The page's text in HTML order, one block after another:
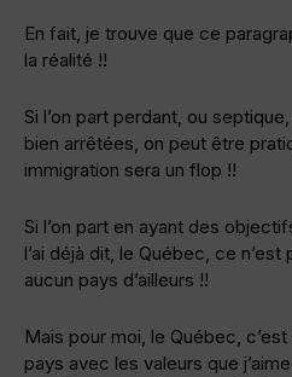
En fait, je trouve que ce
la réalité !!
Si l’on part perdant, ou
bien arrêtées, on peut être
immigration sera un flop !!
Si l’on part en ayant des
l’ai déjà dit, le Québec, ce
aucun pays d’ailleurs !!
Mais pour moi, le Québec,
pays avec les valeurs que